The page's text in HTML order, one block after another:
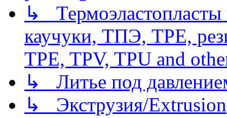
↳
каучуки, ТПЭ, TPE,
TPE, TPV, TPU and
↳ Литье под
↳ Экструзия/Extrusion